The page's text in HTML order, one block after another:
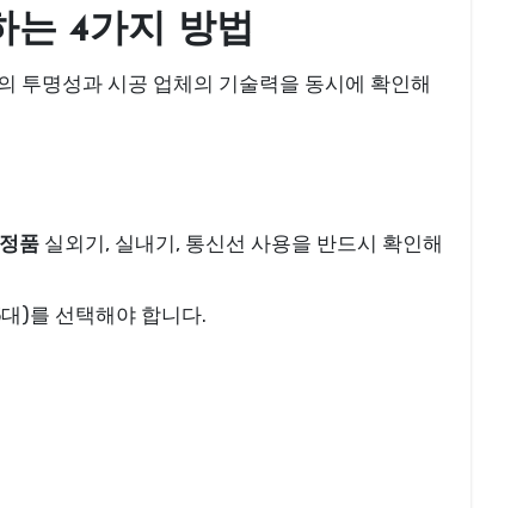
는 4가지 방법
투명성과 시공 업체의 기술력을 동시에 확인해
정품 실외기, 실내기, 통신선 사용을 반드시 확인해
)를 선택해야 합니다.